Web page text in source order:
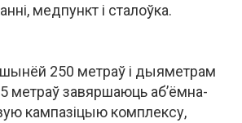
медпункт і сталоўка.
250 метраў і дыяметрам
метраў завяршаюць аб’ёмна-
кампазіцыю комплексу,